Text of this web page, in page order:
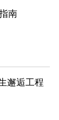
南
邂逅工程